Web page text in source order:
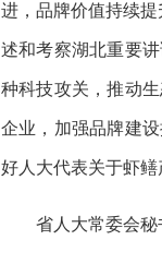
进，品牌价值持续
述和考察湖北重要
种科技攻关，推动
企业，加强品牌建
好人大代表关于虾鳝
省人大常委会秘